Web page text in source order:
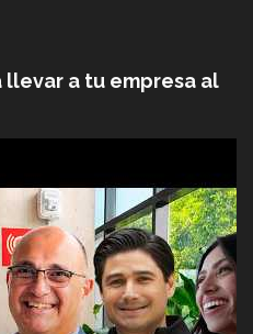
llevar a tu empresa al